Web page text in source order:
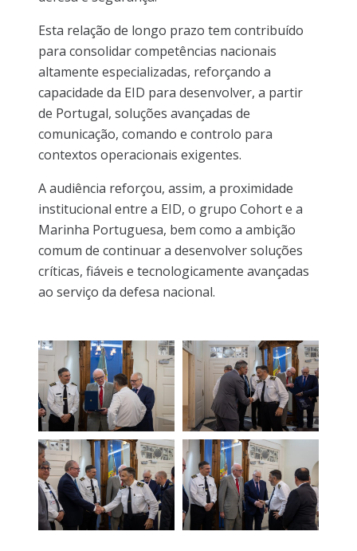
Esta relação de longo prazo tem contribuído
para consolidar competências nacionais
altamente especializadas, reforçando a
capacidade da EID para desenvolver, a partir
de Portugal, soluções avançadas de
comunicação, comando e controlo para
contextos operacionais exigentes.
A audiência reforçou, assim, a proximidade
institucional entre a EID, o grupo Cohort e a
Marinha Portuguesa, bem como a ambição
comum de continuar a desenvolver soluções
críticas, fiáveis e tecnologicamente avançadas
ao serviço da defesa nacional.